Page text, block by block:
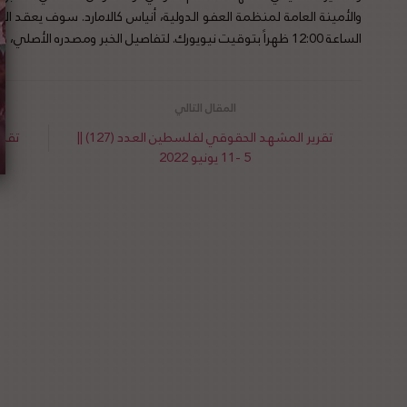
الساعة 12:00 ظهراً بتوقيت نيويورك.
لتفاصيل الخبر ومصدره الأصلي،
تقرير المشهد الحقوقي لفلسطين العدد (127) ||
5 -11 يونيو 2022